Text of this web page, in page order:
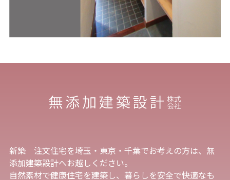
新築 注文住宅を埼玉・東京・千葉でお考えの方は、無
添加建築設計へお越しください。
自然素材で健康住宅を建築し、暮らしを安全で快適なも